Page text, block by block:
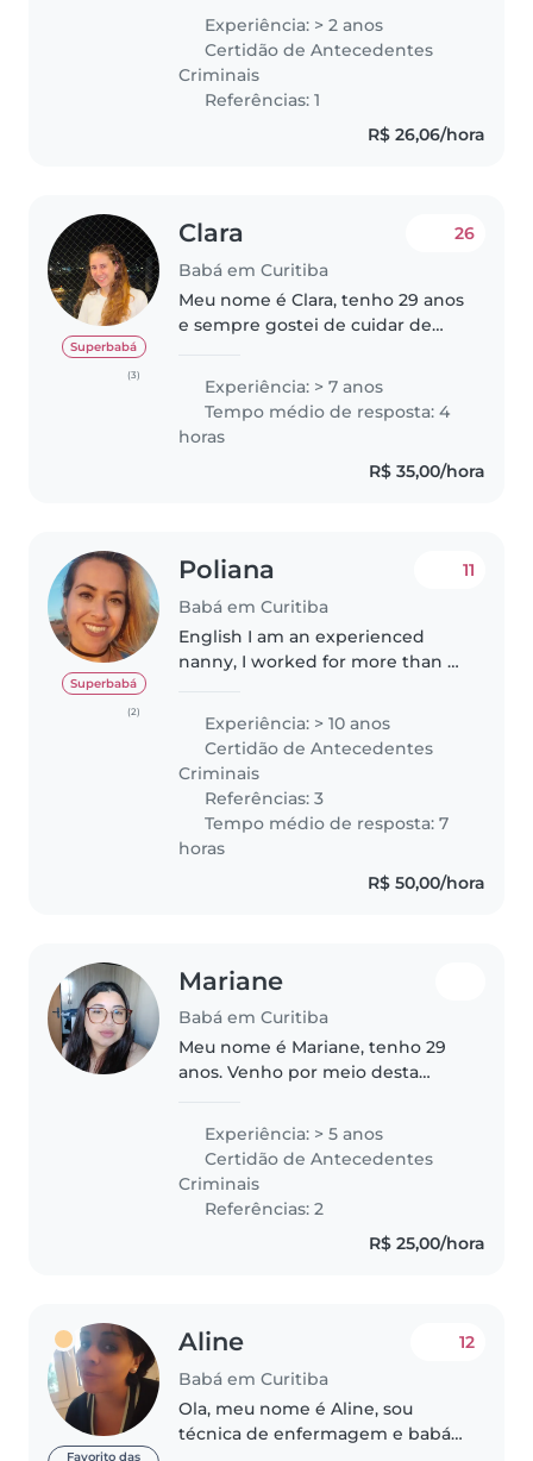
livros e adoro aprender novos
idiomas, aprendi inglês
basicamente sozinha e estou
aprendendo..
Experiência: > 2 anos
Certidão de Antecedentes
Criminais
Referências: 1
R$ 26,06/hora
Superbabá
(3)
Clara
Babá em Curitiba
26
Meu nome é Clara, tenho 29 anos
e sempre gostei de cuidar de
comunicativa e criativa, gosto de
atividades físicas e brincadeiras
dinâmicas e inovadoras...
Experiência: > 7 anos
Tempo médio de resposta: 4
horas
R$ 35,00/hora
Superbabá
(2)
Poliana
Babá em Curitiba
11
English I am an experienced
nanny, I worked for more than 6
years old. Currently I am an
English Teacher for
preschoolers..
Experiência: > 10 anos
Certidão de Antecedentes
Criminais
Referências: 3
Tempo médio de resposta: 7
horas
R$ 50,00/hora
Mariane
Babá em Curitiba
Meu nome é Mariane, tenho 29
anos. Venho por meio desta
vaga de babá oferecida por sua
família. Possuo experiência e
dedicação no cuidado infantil,
prezando..
Experiência: > 5 anos
Certidão de Antecedentes
Criminais
Referências: 2
R$ 25,00/hora
Favorito das
Aline
Babá em Curitiba
12
Ola, meu nome é Aline, sou
técnica de enfermagem e babá